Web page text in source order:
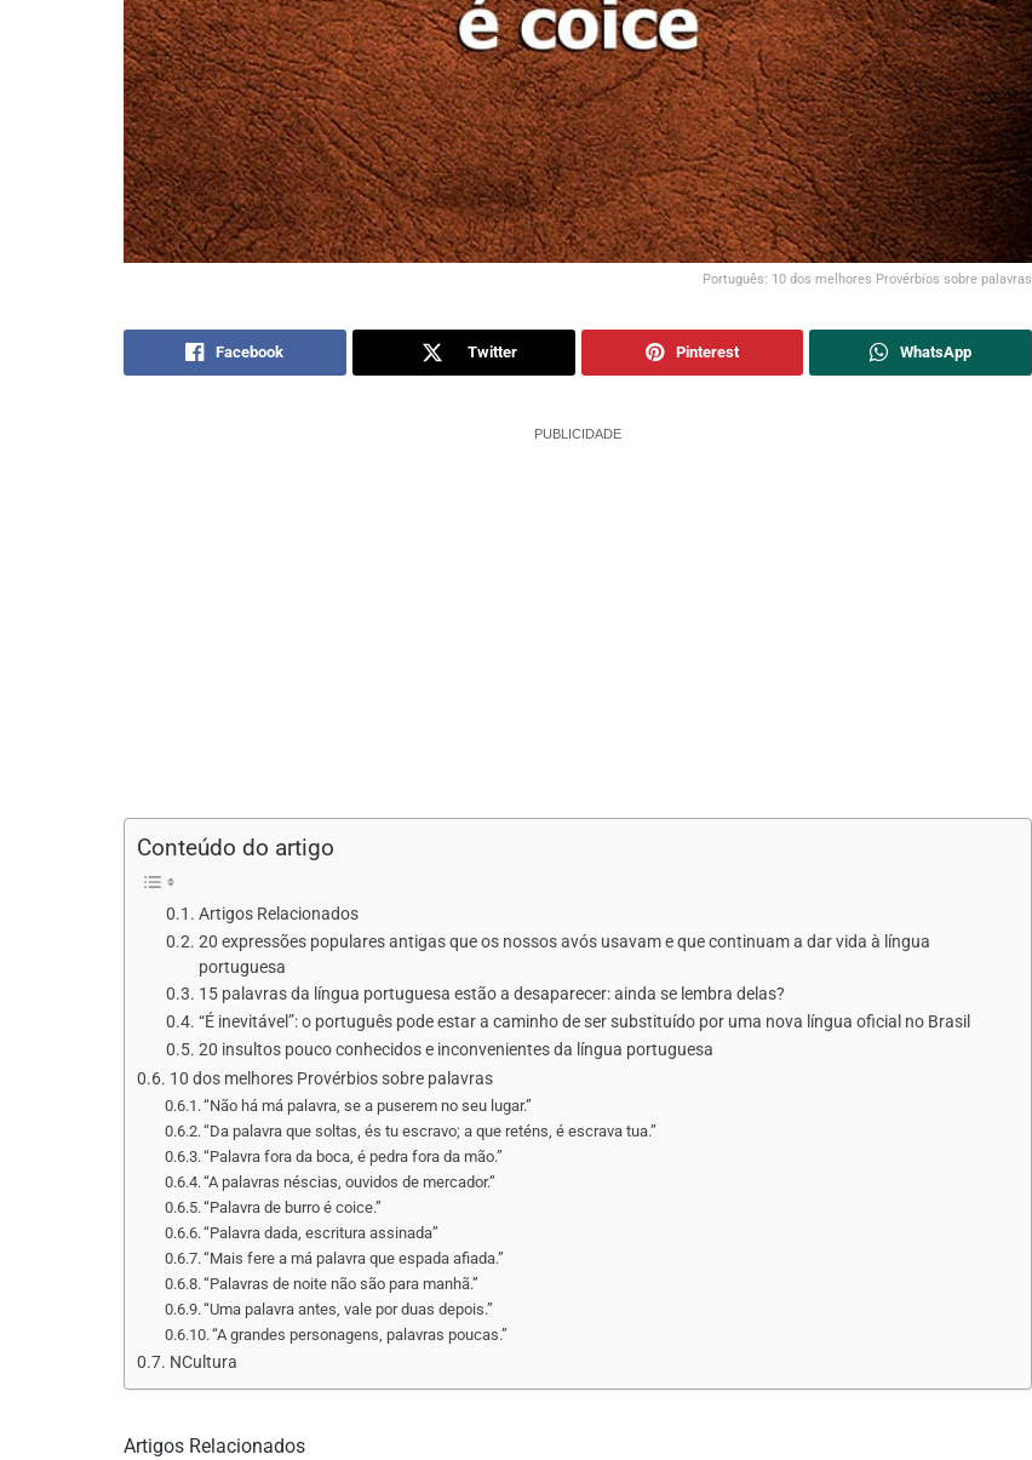
Português: 10 dos melhores Provérbios sobre palavras
Facebook Twitter Pinterest WhatsApp
PUBLICIDADE
Conteúdo do artigo
Artigos Relacionados
20 expressões populares antigas que os nossos avós usavam e que continuam a dar vida à língua
portuguesa
15 palavras da língua portuguesa estão a desaparecer: ainda se lembra delas?
“É inevitável”: o português pode estar a caminho de ser substituído por uma nova língua oficial no Brasil
20 insultos pouco conhecidos e inconvenientes da língua portuguesa
10 dos melhores Provérbios sobre palavras
“Não há má palavra, se a puserem no seu lugar.”
“Da palavra que soltas, és tu escravo; a que reténs, é escrava tua.”
“Palavra fora da boca, é pedra fora da mão.”
“A palavras néscias, ouvidos de mercador.”
“Palavra de burro é coice.”
“Palavra dada, escritura assinada”
“Mais fere a má palavra que espada afiada.”
“Palavras de noite não são para manhã.”
“Uma palavra antes, vale por duas depois.”
“A grandes personagens, palavras poucas.”
NCultura
Artigos Relacionados